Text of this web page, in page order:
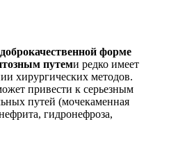
форме
путеми редко имеет
хирургических методов.
привести к серьезным
путей (мочекаменная
гидронефроза,